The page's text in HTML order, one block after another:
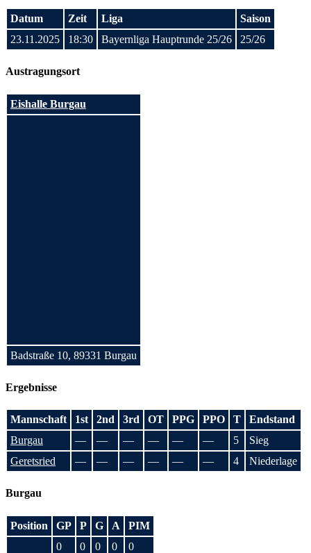
Datum Zeit Liga
Saison
23.11.2025
18:30 Bayernliga Hauptrunde 25/26 25/26
Austragungsort
Eishalle Burgau
Badstraße 10, 89331 Burgau
Ergebnisse
Mannschaft 1st 2nd 3rd OT PPG PPO T
Endstand
Burgau
— — — — — — 5
Sieg
Geretsried
— — — — — — 4 Niederlage
Burgau
Position GP P G A
PIM
0
0 0 0 0